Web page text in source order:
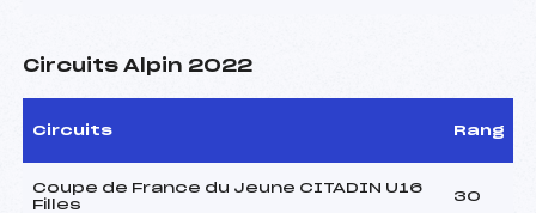
Circuits Alpin 2022
Circuits Rang
Coupe de France du Jeune CITADIN U16
Filles
30